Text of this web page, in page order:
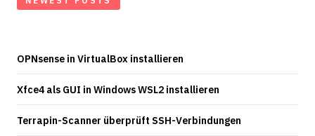
OPNsense in VirtualBox installieren
Xfce4 als GUI in Windows WSL2 installieren
Terrapin-Scanner überprüft SSH-Verbindungen